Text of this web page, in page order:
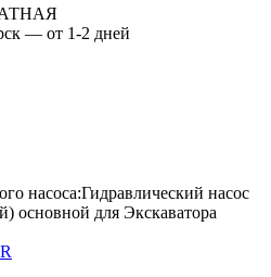
— от 1-2 дней
насоса:Гидравлический насос
основной для Экскаватора